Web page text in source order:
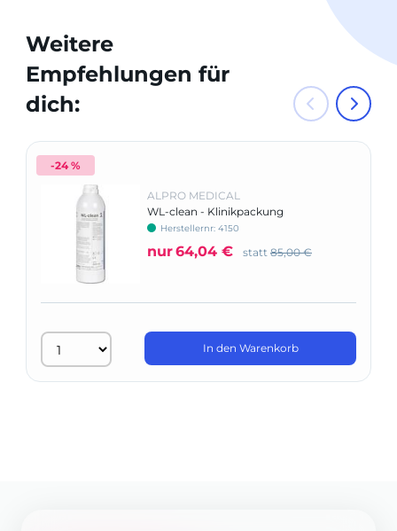
Weitere
Empfehlungen für
dich:
-24 %
ALPRO MEDICAL
WL-clean - Klinikpackung
Herstellernr: 4150
nur64,04 € statt 85,00 €
In den Warenkorb